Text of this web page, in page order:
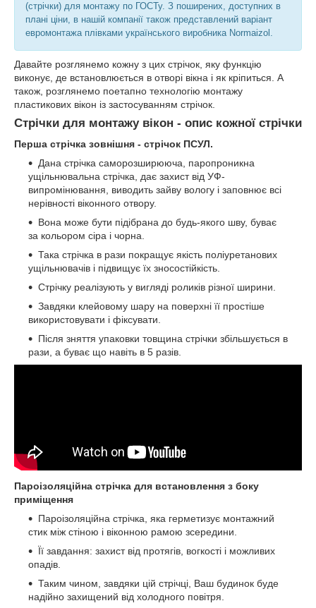
(стрічки) для монтажу по ГОСТу. З поширених, доступних в
плані ціни, в нашій компанії також представлений варіант
евромонтажа плівками українського виробника Normaizol.
Давайте розглянемо кожну з цих стрічок, яку функцію
виконує, де встановлюється в отворі вікна і як кріпиться. А
також, розглянемо поетапно технологію монтажу
пластикових вікон із застосуванням стрічок.
Стрічки для монтажу вікон - опис кожної стрічки
Перша стрічка зовнішня - стрічок ПСУЛ.
Дана стрічка саморозширююча, паропроникна
ущільнювальна стрічка, дає захист від УФ-
випромінювання, виводить зайву вологу і заповнює всі
нерівності віконного отвору.
Вона може бути підібрана до будь-якого шву, буває
за кольором сіра і чорна.
Така стрічка в рази покращує якість поліуретанових
ущільнювачів і підвищує їх зносостійкість.
Стрічку реалізують у вигляді роликів різної ширини.
Завдяки клейовому шару на поверхні її простіше
використовувати і фіксувати.
Після зняття упаковки товщина стрічки збільшується в
рази, а буває що навіть в 5 разів.
Пароізоляційна стрічка для встановлення з боку
приміщення
Пароізоляційна стрічка, яка герметизує монтажний
стик між стіною і віконною рамою зсередини.
Її завдання: захист від протягів, вогкості і можливих
опадів.
Таким чином, завдяки цій стрічці, Ваш будинок буде
надійно захищений від холодного повітря.